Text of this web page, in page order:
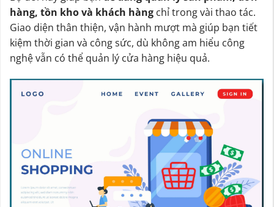
hàng, tồn kho và khách hàng chỉ trong vài thao tác.
Giao diện thân thiện, vận hành mượt mà giúp bạn tiết
kiệm thời gian và công sức, dù không am hiểu công
nghệ vẫn có thể quản lý cửa hàng hiệu quả.